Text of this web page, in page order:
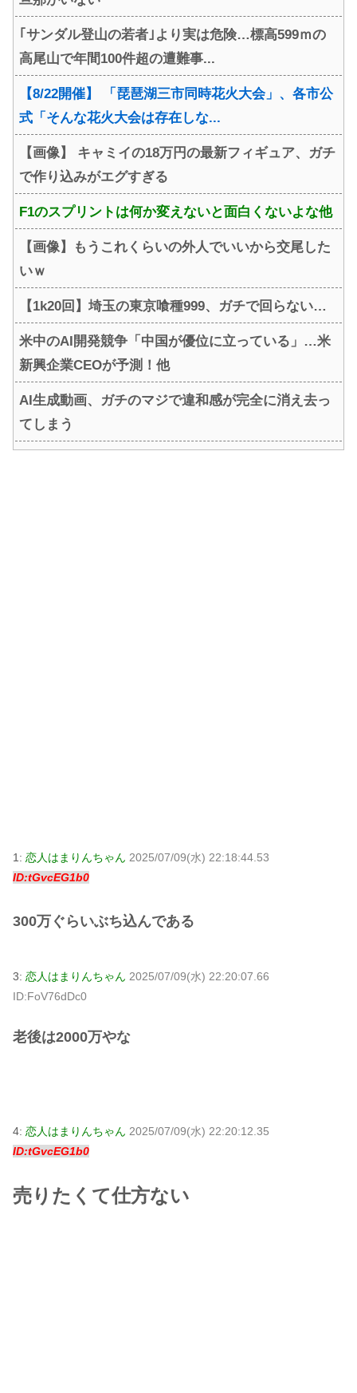
｢サンダル登山の若者｣より実は危険…標高599ｍの
高尾山で年間100件超の遭難事...
【8/22開催】 「琵琶湖三市同時花火大会」、各市公
式「そんな花火大会は存在しな...
【画像】 キャミイの18万円の最新フィギュア、ガチ
で作り込みがエグすぎる
F1のスプリントは何か変えないと面白くないよな他
【画像】もうこれくらいの外人でいいから交尾した
いｗ
【1k20回】埼玉の東京喰種999、ガチで回らない…
米中のAI開発競争「中国が優位に立っている」…米
新興企業CEOが予測！他
AI生成動画、ガチのマジで違和感が完全に消え去っ
てしまう
1: 恋人はまりんちゃん 2025/07/09(水) 22:18:44.53
ID:tGvcEG1b0
300万ぐらいぶち込んである
3: 恋人はまりんちゃん 2025/07/09(水) 22:20:07.66
ID:FoV76dDc0
老後は2000万やな
4: 恋人はまりんちゃん 2025/07/09(水) 22:20:12.35
ID:tGvcEG1b0
売りたくて仕方ない